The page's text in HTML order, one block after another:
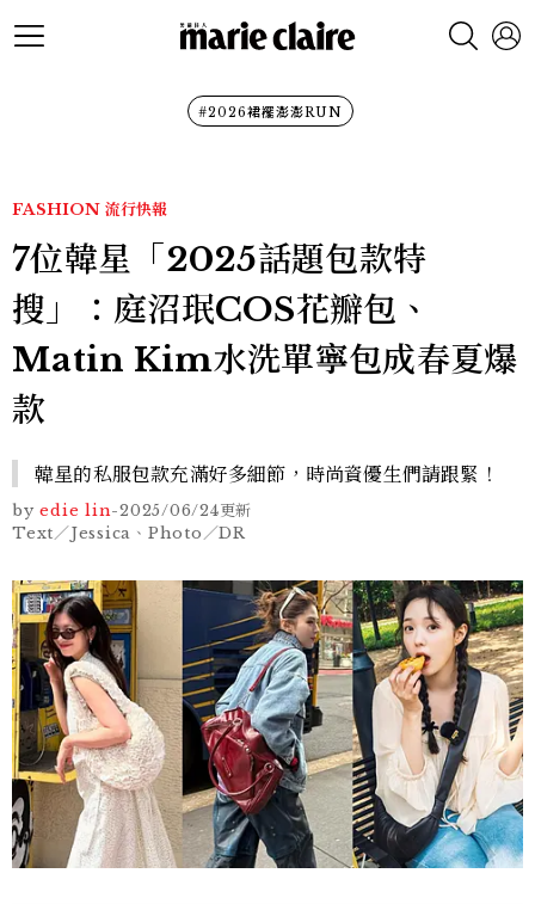
#2026裙襬澎澎RUN
FASHION 流行快報
7位韓星「2025話題包款特
搜」：庭沼珉COS花瓣包、
Matin Kim水洗單寧包成春夏爆
款
韓星的私服包款充滿好多細節，時尚資優生們請跟緊！
by edie lin-2025/06/24更新
Text／Jessica、Photo／DR